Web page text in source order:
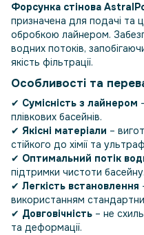
Форсунка стінова
призначена для подачі та
обробкою лайнером.
водних потоків,
якість фільтрації.
Особливості та
✔ Сумісність з лайнером
плівкових басейнів.
✔ Якісні матеріали –
стійкого до хімії та
✔ Оптимальний потік
підтримки чистоти басейну.
✔ Легкість встановлення
використанням
✔ Довговічність – не
та деформації.